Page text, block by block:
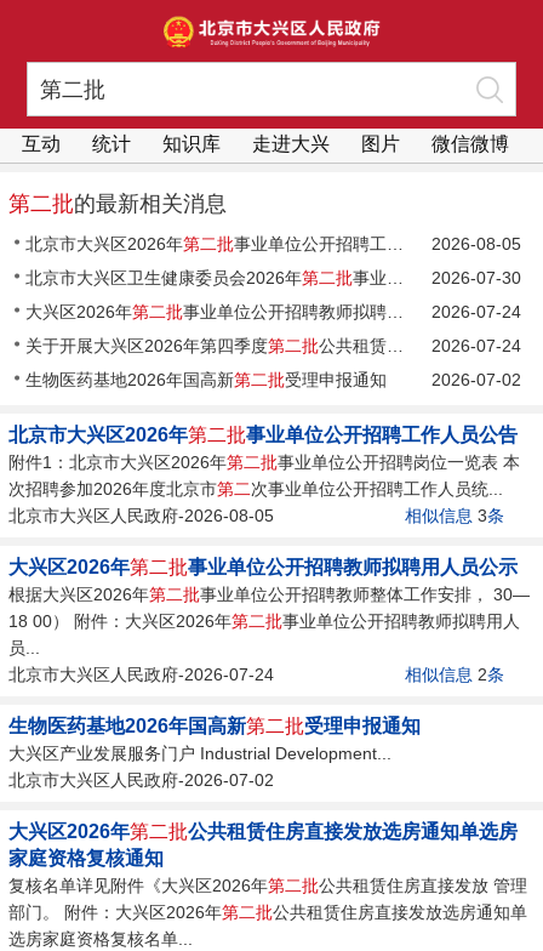
互动 统计 知识库 走进大兴 图片 微信微博
第二批的最新相关消息
2026-08-05
北京市大兴区2026年第二批事业单位公开招聘工作人员公告
2026-07-30
北京市大兴区卫生健康委员会2026年第二批事业单位公开招聘工作人员拟聘用人员公示（第一期）
2026-07-24
大兴区2026年第二批事业单位公开招聘教师拟聘用人员公示
2026-07-24
关于开展大兴区2026年第四季度第二批公共租赁住房合同到期续租家庭资格复核工作的通知
2026-07-02
生物医药基地2026年国高新第二批受理申报通知
北京市大兴区2026年第二批事业单位公开招聘工作人员公告
附件1：北京市大兴区2026年第二批事业单位公开招聘岗位一览表 本
次招聘参加2026年度北京市第二次事业单位公开招聘工作人员统...
北京市大兴区人民政府-2026-08-05
相似信息 3条
大兴区2026年第二批事业单位公开招聘教师拟聘用人员公示
根据大兴区2026年第二批事业单位公开招聘教师整体工作安排， 30—
18 00） 附件：大兴区2026年第二批事业单位公开招聘教师拟聘用人
员...
北京市大兴区人民政府-2026-07-24
相似信息 2条
生物医药基地2026年国高新第二批受理申报通知
大兴区产业发展服务门户 Industrial Development...
北京市大兴区人民政府-2026-07-02
大兴区2026年第二批公共租赁住房直接发放选房通知单选房
家庭资格复核通知
复核名单详见附件《大兴区2026年第二批公共租赁住房直接发放 管理
部门。 附件：大兴区2026年第二批公共租赁住房直接发放选房通知单
选房家庭资格复核名单...